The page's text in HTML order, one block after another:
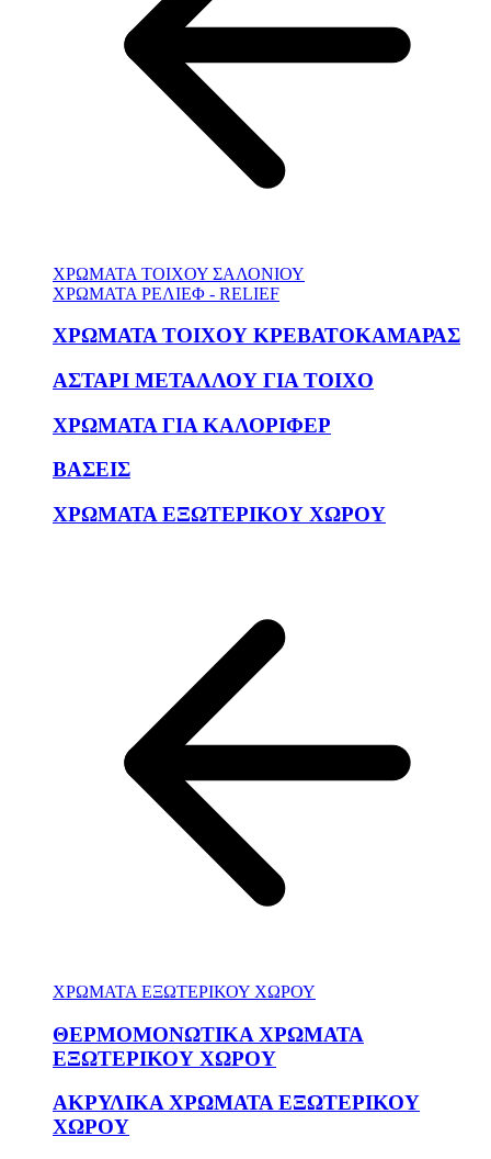
ΧΡΩΜΑΤΑ ΤΟΙΧΟΥ ΣΑΛΟΝΙΟΥ
ΧΡΩΜΑΤΑ ΡΕΛΙΕΦ - RELIEF
ΧΡΩΜΑΤΑ ΤΟΙΧΟΥ ΚΡΕΒΑΤΟΚΑΜΑΡΑΣ
ΑΣΤΑΡΙ ΜΕΤΑΛΛΟΥ ΓΙΑ ΤΟΙΧΟ
ΧΡΩΜΑΤΑ ΓΙΑ ΚΑΛΟΡΙΦΕΡ
ΒΑΣΕΙΣ
ΧΡΩΜΑΤΑ ΕΞΩΤΕΡΙΚΟΥ ΧΩΡΟΥ
ΧΡΩΜΑΤΑ ΕΞΩΤΕΡΙΚΟΥ ΧΩΡΟΥ
ΘΕΡΜΟΜΟΝΩΤΙΚΑ ΧΡΩΜΑΤΑ
ΕΞΩΤΕΡΙΚΟΥ ΧΩΡΟΥ
ΑΚΡΥΛΙΚΑ ΧΡΩΜΑΤΑ ΕΞΩΤΕΡΙΚΟΥ
ΧΩΡΟΥ